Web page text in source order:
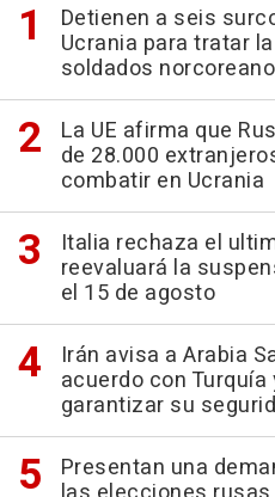
Detienen a seis
Ucrania para tratar
soldados
La UE afirma que
de 28.000
combatir en Ucrania
Italia rechaza el
reevaluará la
el 15 de agosto
Irán avisa a Arabia
acuerdo con
garantizar su
Presentan una